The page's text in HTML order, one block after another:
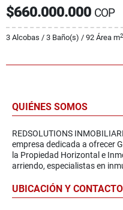
$660.000.000 COP
3 Alcobas / 3 Baño(s) / 92 Área m2
QUIÉNES SOMOS
REDSOLUTIONS
empresa dedicada a ofrecer
la Propiedad Horizontal e
arriendo, especialistas en
UBICACIÓN Y CONTACTO